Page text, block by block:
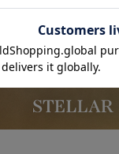
約40～42cm
アジャスター3cm
ピアス
全長：約22～26mm